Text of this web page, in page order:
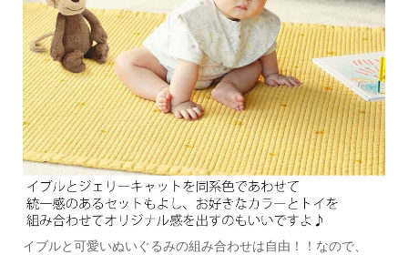
イブルと可愛いぬいぐるみの組み合わせは自由！！なので、